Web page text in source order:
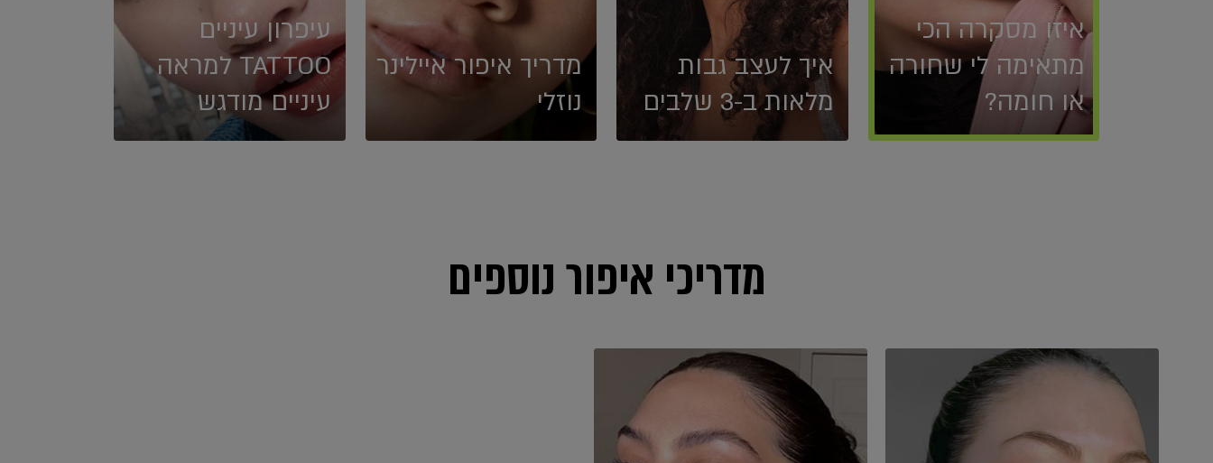
איזו מסקרה הכי
מתאימה לי שחורה
או חומה?
איך לעצב גבות
מלאות ב-3 שלבים
מדריך איפור איילינר
נוזלי
עיפרון עיניים
TATTOO למראה
עיניים מודגש
מדריכי איפור נוספים